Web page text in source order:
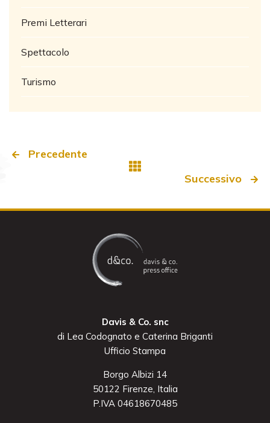
Premi Letterari
Spettacolo
Turismo
Precedente
Successivo
Davis & Co. snc
di Lea Codognato e Caterina Briganti
Ufficio Stampa
Borgo Albizi 14
50122 Firenze, Italia
P.IVA 04618670485